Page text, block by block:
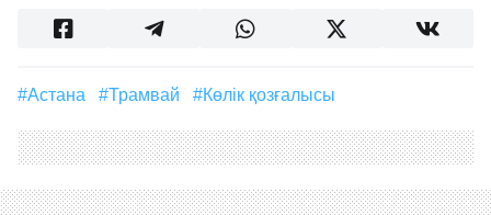
#Астана #трамвай #көлік қозғалысы